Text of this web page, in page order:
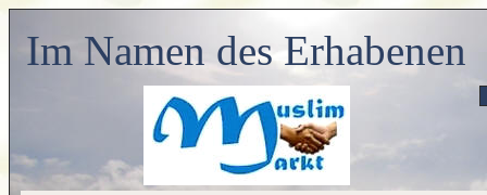
Im Namen des Erhabenen